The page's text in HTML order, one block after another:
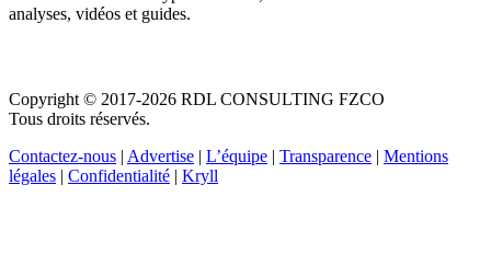
analyses, vidéos et guides.
Copyright © 2017-2026 RDL CONSULTING FZCO
Tous droits réservés.
Contactez-nous | Advertise | L’équipe | Transparence | Mentions
légales | Confidentialité | Kryll